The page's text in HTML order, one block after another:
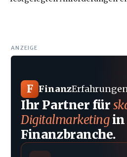
ANZEIGE
F Finanz
Ihr Partner für
Digitalmarketingin
Finanzbranche.